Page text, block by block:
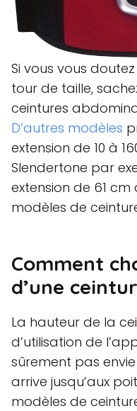
Si vous vous
tour de taille,
ceintures
D’autres modèles
extension de 10 à
Slendertone par
extension de 61
modèles de
Comment
d’une
La hauteur de la
d’utilisation de
sûrement pas
arrive jusqu’aux
modèles de